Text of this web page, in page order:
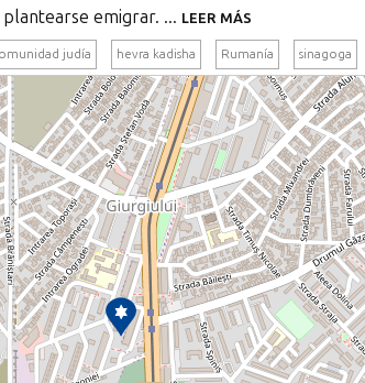
emigrar. ... LEER MÁS
judía hevra kadisha Rumanía sinagoga